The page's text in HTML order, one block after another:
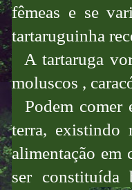
fêmeas e se
tartaruguinha
A tartaruga
moluscos ,
Podem comer
terra, existindo
alimentação
ser constituída